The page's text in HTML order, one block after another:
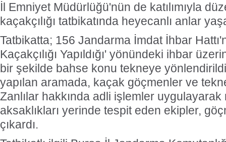
İl Emniyet Müdürlüğü'nün de katılımıyla
kaçakçılığı tatbikatında heyecanlı anlar
Tatbikatta; 156 Jandarma İmdat İhbar
Kaçakçılığı Yapıldığı' yönündeki ihbar
bir şekilde bahse konu tekneye
yapılan aramada, kaçak göçmenler ve
Zanlılar hakkında adli işlemler
aksaklıkları yerinde tespit eden ekipler,
çıkardı.